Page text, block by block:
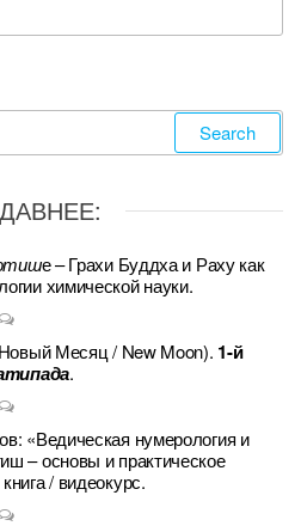
е – Грахи Буддха и Раху как
химической науки.
Месяц / New Moon). 1-й
.
«Ведическая нумерология и
– основы и практическое
/ видеокурс.